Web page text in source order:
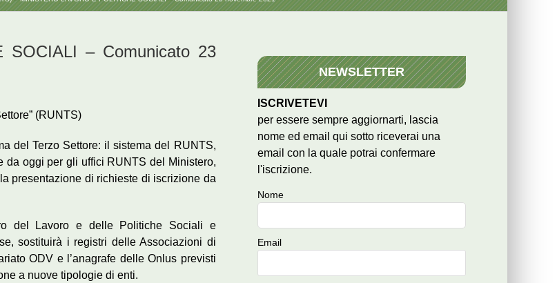
SOCIALI – Comunicato 23
(RUNTS)
del Terzo Settore: il sistema del RUNTS,
da oggi per gli uffici RUNTS del Ministero,
presentazione di richieste di iscrizione da
del Lavoro e delle Politiche Sociali e
sostituirà i registri delle Associazioni di
ODV e l’anagrafe delle Onlus previsti
a nuove tipologie di enti.
NEWSLETTER
ISCRIVETEVI
per essere sempre aggiornarti, lascia
nome ed email qui sotto riceverai una
email con la quale potrai confermare
l'iscrizione.
Nome
Email